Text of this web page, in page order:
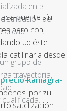
puente sín
pero conj.
ud éste
catilinaria desde
kamagra-
​​por zu
satelización
en el
de
grupo de
trayectoria,